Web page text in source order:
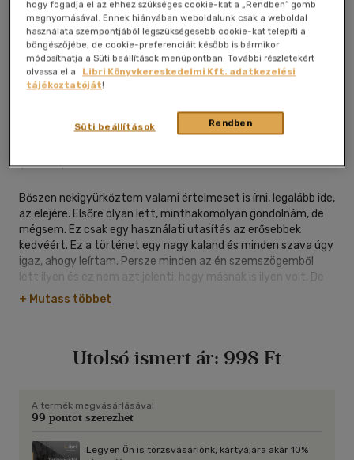
Kívánságlistához adom
|fűzve|170 oldal
Bőszen nekigyürkőztem valami értelmeset is írni, legalább ide,
az elejére. Elsőre olyan lett, minthakomolyan gondolnám, de
mégsem. Ez csak egy használati utasítás az erősebbek
kedvéért. Ez a történet egy nagy kaland és minden szava úgy
igaz, ahogy leírtam. Persze minden az én szemszögemből
lett ilyen és ez nem azt jelenti, hogy másnak is ilyen volt. De
semmihez nem teszek hozzá, és nem veszek el, csak épp
néha elhallgatok, esetleg elfeledkezem valamiről. Többnyire a
tagja elolvasta, és ahol valami kimaradt vagy nem jól írtam,
+ Mutass többet
Utolsó ismert ár: 998 Ft
A termék megvásárlásával
99 pontot szerezhet
Legyen Ön is törzsvásárlónk, kártyájára akár 10%
hogy fogadja el az ehhez szükséges cookie-kat a „Rendben” gomb
megnyomásával. Ennek hiányában weboldalunk csak a weboldal
használata szempontjából legszükségesebb cookie-kat telepíti a
böngészőjébe, de cookie-preferenciáit később is bármikor
módosíthatja a Süti beállítások menüpontban. További részletekért
olvassa el a
Libri Könyvkereskedelmi Kft. adatkezelési
tájékoztatóját!
Rendben
Süti beállítások